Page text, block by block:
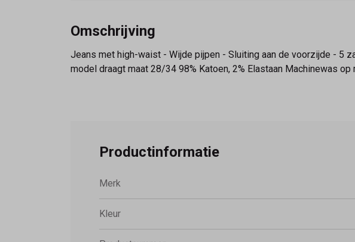
Omschrijving
Jeans met high-waist - Wijde pijpen - Sluiting aan de voorzijde - 5
model draagt maat 28/34 98% Katoen, 2% Elastaan Machinewas
Productinformatie
Merk
Kleur